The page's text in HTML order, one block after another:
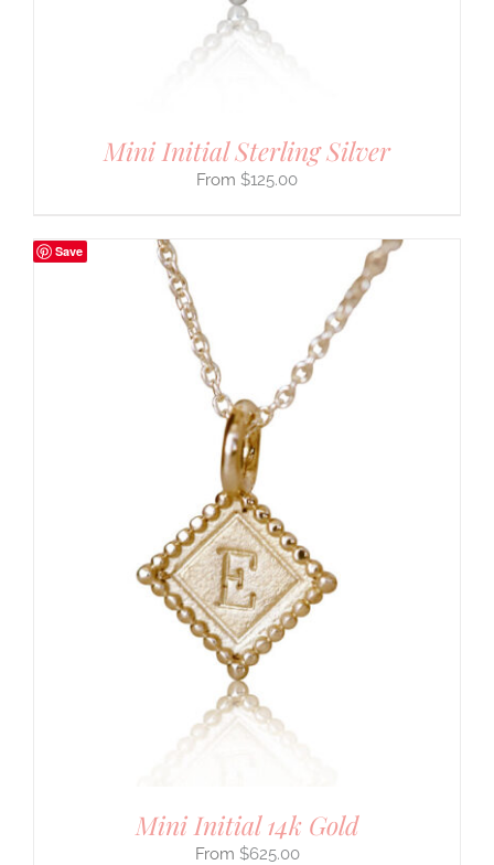
Mini Initial Sterling Silver
$125.00
Save
Mini Initial 14k Gold
$625.00